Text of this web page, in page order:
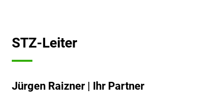
STZ-Leiter
Jürgen Raizner | Ihr Partner